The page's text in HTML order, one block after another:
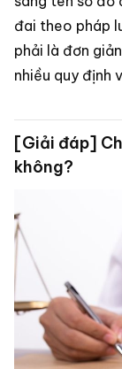
đai theo pháp
phải là đơn
nhiều quy định
[Giải đáp]
không?